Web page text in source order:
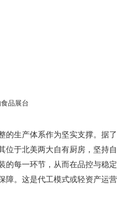
品展台
的生产体系作为坚实支撑。据了
位于北美两大自有厨房，坚持自
的每一环节，从而在品控与稳定
障。这是代工模式或轻资产运营